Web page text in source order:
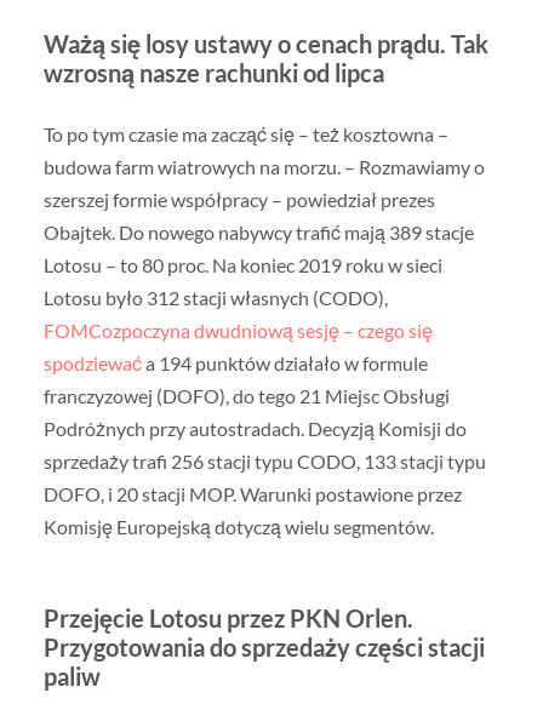
Ważą się losy ustawy o cenach prądu. Tak
wzrosną nasze rachunki od lipca
To po tym czasie ma zacząć się – też kosztowna –
budowa farm wiatrowych na morzu. – Rozmawiamy o
szerszej formie współpracy – powiedział prezes
Obajtek. Do nowego nabywcy trafić mają 389 stacje
Lotosu – to 80 proc. Na koniec 2019 roku w sieci
Lotosu było 312 stacji własnych (CODO),
FOMCozpoczyna dwudniową sesję – czego się
spodziewaća 194 punktów działało w formule
franczyzowej (DOFO), do tego 21 Miejsc Obsługi
Podróżnych przy autostradach. Decyzją Komisji do
sprzedaży trafi 256 stacji typu CODO, 133 stacji typu
DOFO, i 20 stacji MOP. Warunki postawione przez
Komisję Europejską dotyczą wielu segmentów.
Przejęcie Lotosu przez PKN Orlen.
Przygotowania do sprzedaży części stacji
paliw